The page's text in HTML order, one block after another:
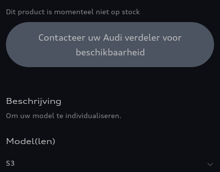
Dit product is momenteel niet op stock
Contacteer uw Audi verdeler voor
beschikbaarheid
Beschrijving
Om uw model te individualiseren.
Model(len)
S3